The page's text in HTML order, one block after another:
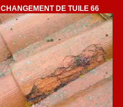
CHANGEMENT DE TUILE 66